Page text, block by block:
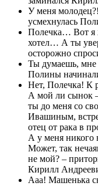
У меня
усмехнулась
Полечка… Вот я
хотел… А ты
осторожно
Ты думаешь, мне
Полины
Нет, Полечка! К
А мой ли сынок
ты до меня со
Ивашиным,
отец от рака в
А у меня никого
Может, так
не мой? –
Кирилл
Ааа! Машенька